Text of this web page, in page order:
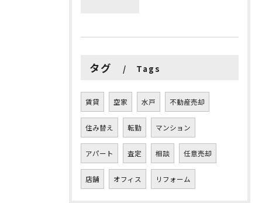
タグ Tags
賃貸 空家 水戸 不動産売却
住み替え 転勤 マンション
アパート 査定 相談 任意売却
店舗 オフィス リフォーム